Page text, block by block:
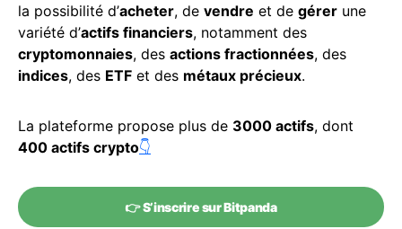
la possibilité d’acheter, de vendre et de gérer une
variété d’actifs financiers, notamment des
cryptomonnaies, des actions fractionnées, des
indices, des ETF et des métaux précieux.
La plateforme propose plus de 3000 actifs, dont
400 actifs crypto👇
👉S’inscrire sur Bitpanda